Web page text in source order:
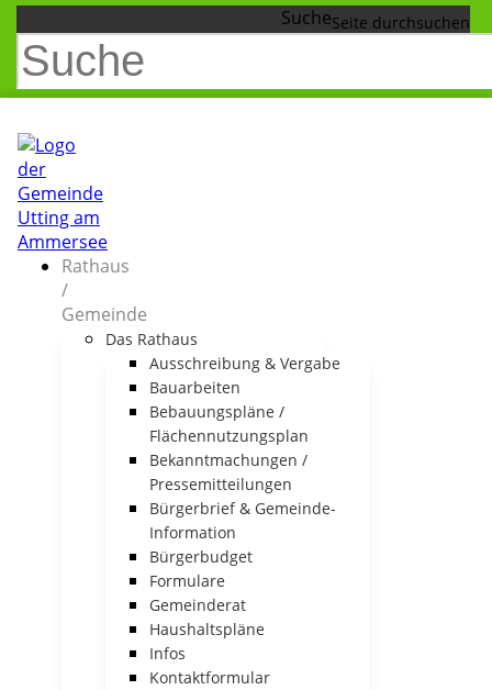
Suche
Rathaus
/
Gemeinde
Das Rathaus
Ausschreibung & Vergabe
Bauarbeiten
Bebauungspläne /
Flächennutzungsplan
Bekanntmachungen /
Pressemitteilungen
Bürgerbrief & Gemeinde-
Information
Bürgerbudget
Formulare
Gemeinderat
Haushaltspläne
Infos
Kontaktformular